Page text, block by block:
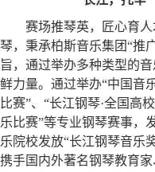
赛场推琴英，匠心育
琴，秉承柏斯音乐集团“推
旨，通过举办多种类型的
鲜力量。通过举办“中国音
比赛”、“长江钢琴·全国高
乐比赛”等专业钢琴赛事，
乐院校发放“长江钢琴音乐
携手国内外著名钢琴教育家